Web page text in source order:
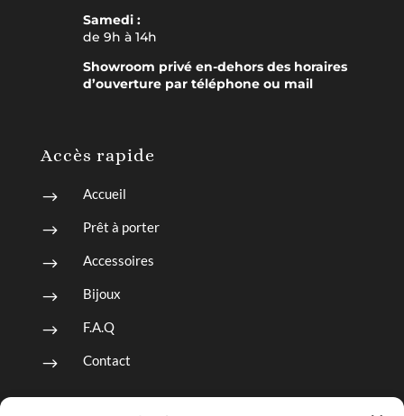
Samedi :
de 9h à 14h
Showroom privé en-dehors des horaires
d’ouverture par téléphone ou mail
Accès rapide
$ Accueil
$ Prêt à porter
$ Accessoires
$ Bijoux
$ F.A.Q
$ Contact